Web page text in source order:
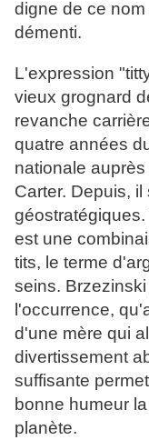
digne de ce
démenti.
L'expression
vieux grognard
revanche
quatre années
nationale
Carter. Depuis,
est une
tits, le terme
seins.
l'occurrence,
d'une mère qui
divertissement
suffisante
bonne humeur
planète.